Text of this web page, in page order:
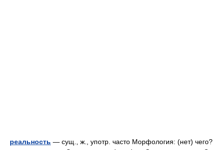
реальность — сущ., ж., употр. часто Морфология: (нет) чего?